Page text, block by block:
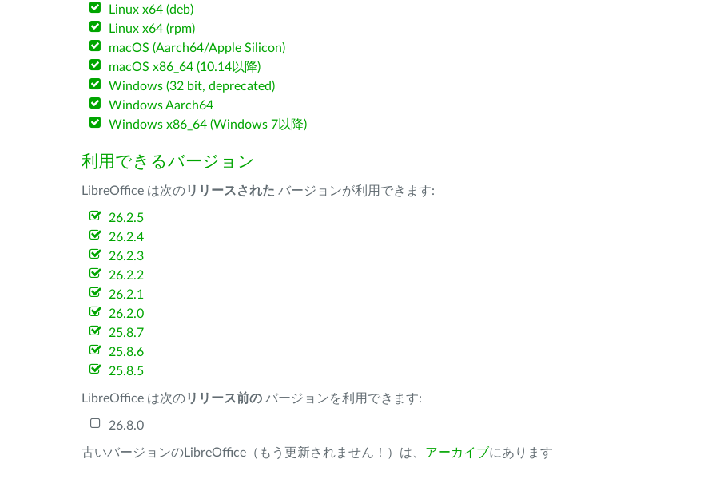
Linux x64 (deb)
Linux x64 (rpm)
macOS (Aarch64/Apple Silicon)
macOS x86_64 (10.14以降)
Windows (32 bit, deprecated)
Windows Aarch64
Windows x86_64 (Windows 7以降)
利用できるバージョン
LibreOffice は次のリリースされた バージョンが利用できます:
26.2.5
26.2.4
26.2.3
26.2.2
26.2.1
26.2.0
25.8.7
25.8.6
25.8.5
LibreOffice は次のリリース前の バージョンを利用できます:
26.8.0
古いバージョンのLibreOffice（もう更新されません！）は、 アーカイブにあります